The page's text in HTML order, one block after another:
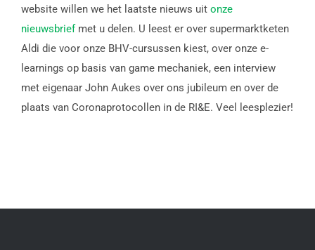
website willen we het laatste nieuws uit onze
nieuwsbriefmet u delen. U leest er over supermarktketen
Aldi die voor onze BHV-cursussen kiest, over onze e-
learnings op basis van game mechaniek, een interview
met eigenaar John Aukes over ons jubileum en over de
plaats van Coronaprotocollen in de RI&E. Veel leesplezier!